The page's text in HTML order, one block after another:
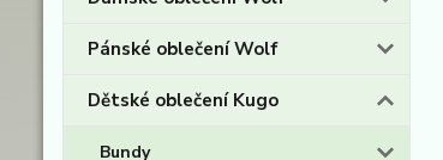
Pánské oblečení Wolf
Dětské oblečení Kugo
Bundy